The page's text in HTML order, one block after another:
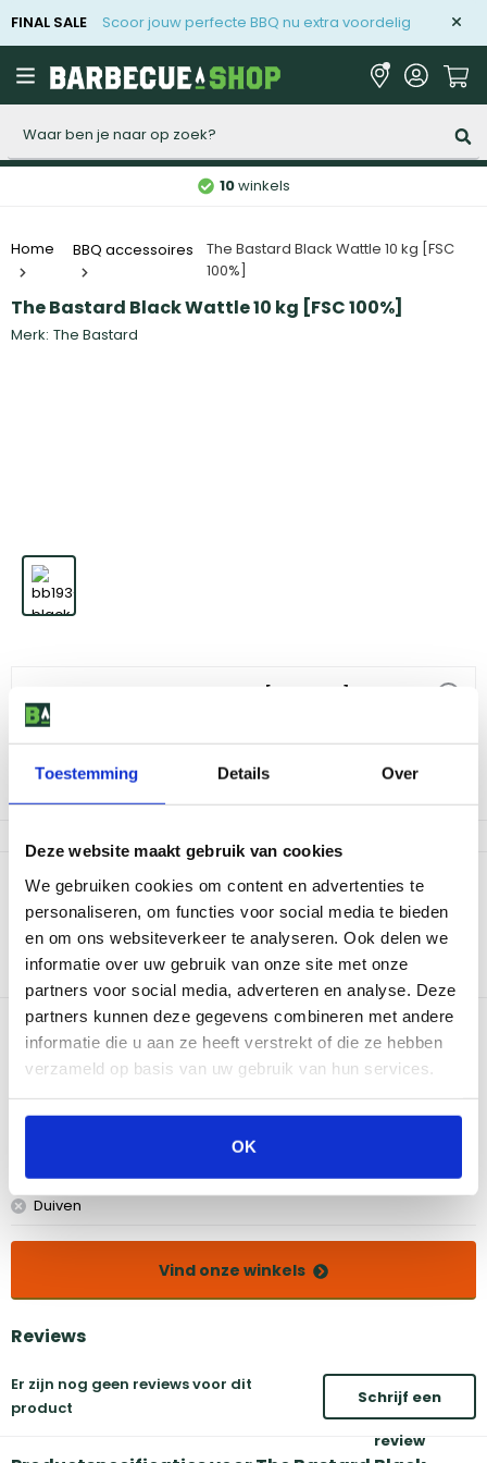
Toestemming Details Over
Deze website maakt gebruik van cookies
We gebruiken cookies om content en advertenties te
personaliseren, om functies voor social media te bieden
en om ons websiteverkeer te analyseren. Ook delen we
informatie over uw gebruik van onze site met onze
partners voor social media, adverteren en analyse. Deze
partners kunnen deze gegevens combineren met andere
informatie die u aan ze heeft verstrekt of die ze hebben
verzameld op basis van uw gebruik van hun services.
OK
FINAL SALE Scoor jouw perfecte BBQ nu extra voordelig
10winkels
Home BBQ accessoires
The Bastard Black Wattle 10 kg [FSC
100%]
The Bastard Black Wattle 10 kg [FSC 100%]
Merk: The Bastard
The Bastard Black Wattle 10 kg [FSC 100%]
27,
Productomschrijving
De Bastard Premium houtskool is hoogwaardige houtskool
speciaal voor de kamado en brandt 50% langer dan gewone
houtskool. Het is een zorgvuldig gekozen selectie van 100%
houtskool uit grote en middelgrote stukken.
Bekijk dit product in onze winkels
Amsterdam
Doetinchem
Duiven
Eindhoven
Utrecht
Vind onze winkels
Reviews
Er zijn nog geen reviews voor dit
product
Schrijf een
review